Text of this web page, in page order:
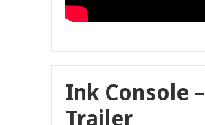
Ink Console –
Trailer